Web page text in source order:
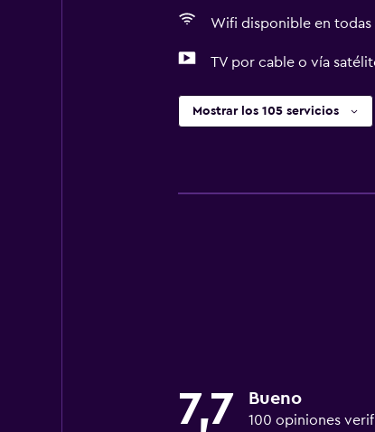
Wifi disponible en todas
TV por cable o vía
Mostrar los 105 servicios
7,7 Bueno
100 opiniones